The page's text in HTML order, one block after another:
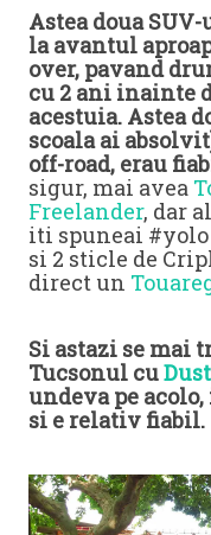
Astea doua
la avantul
over, pavand
cu 2 ani inainte
acestuia. Astea
scoala ai
off-road, erau
sigur, mai avea
Freelander, dar
iti spuneai #yolo
si 2 sticle de
direct un
Si astazi se mai
Tucsonul cu
undeva pe
si e relativ fiabil.